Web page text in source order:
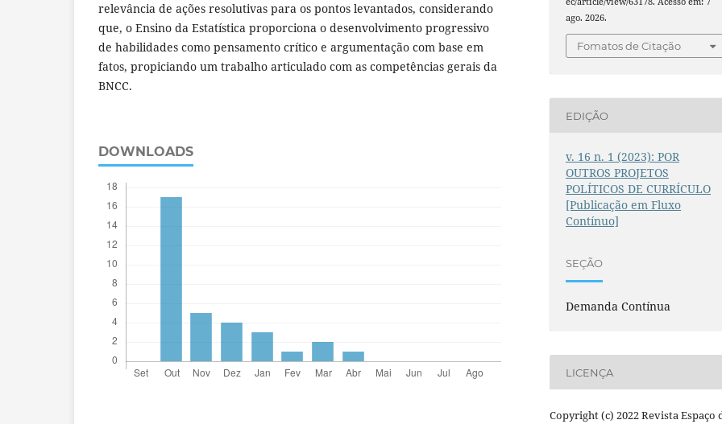
relevância de ações resolutivas para os pontos levantados, considerando
que, o Ensino da Estatística proporciona o desenvolvimento progressivo
de habilidades como pensamento crítico e argumentação com base em
fatos, propiciando um trabalho articulado com as competências gerais da
BNCC.
DOWNLOADS
ago. 2026.
Fomatos de Citação
EDIÇÃO
v. 16 n. 1 (2023): POR
OUTROS PROJETOS
POLÍTICOS DE CURRÍCULO
[Publicação em Fluxo
Contínuo]
SEÇÃO
Demanda Contínua
LICENÇA
Copyright (c) 2022 Revista Espaço